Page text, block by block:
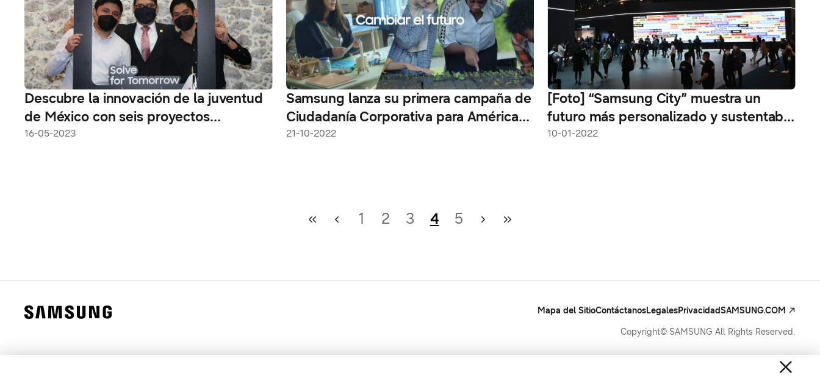
Descubre la innovación de la juventud
de México con seis proyectos
premiados en Solve for Tomorrow
16-05-2023
Samsung lanza su primera campaña de
Ciudadanía Corporativa para América
Latina
21-10-2022
[Foto] “Samsung City” muestra un
futuro más personalizado y sustentable
en CES 2022
10-01-2022
1 2 3 4 5
Mapa del SitioContáctanosLegalesPrivacidadSAMSUNG.COM
Copyright© SAMSUNG All Rights Reserved.